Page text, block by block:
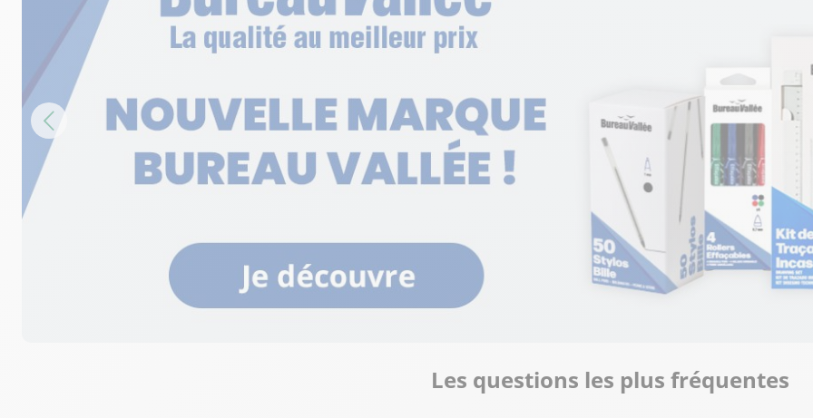
58.99 km
Bureau Vallée Colmar
120 rue André Kiener
03 89 21 86 07
Voir plus
Bureau Vallée Saint Dié des Vosges
Fermé actuellement
03 29 51 56 02
Voir plus
Les questions les plus fréquentes